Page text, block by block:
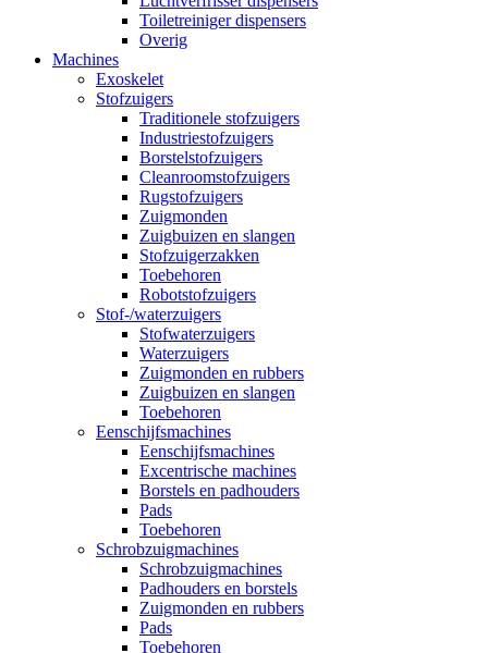
Toiletreiniger dispensers
Overig
Machines
Exoskelet
Stofzuigers
Traditionele stofzuigers
Industriestofzuigers
Borstelstofzuigers
Cleanroomstofzuigers
Rugstofzuigers
Zuigmonden
Zuigbuizen en slangen
Stofzuigerzakken
Toebehoren
Robotstofzuigers
Stof-/waterzuigers
Stofwaterzuigers
Waterzuigers
Zuigmonden en rubbers
Zuigbuizen en slangen
Toebehoren
Eenschijfsmachines
Eenschijfsmachines
Excentrische machines
Borstels en padhouders
Pads
Toebehoren
Schrobzuigmachines
Schrobzuigmachines
Padhouders en borstels
Zuigmonden en rubbers
Pads
Toebehoren